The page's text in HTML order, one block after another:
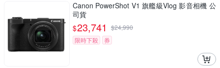
Canon PowerShot V1 旗艦級Vlog 影音相機 公
司貨
$23,741 $24,990
限時下殺
券